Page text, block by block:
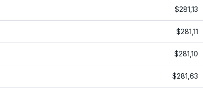
$281,13
$281,11
$281,10
$281,63